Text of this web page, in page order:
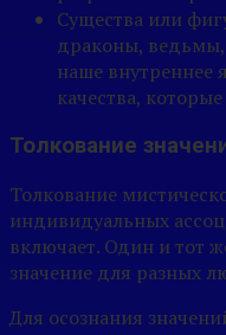
Существа или
драконы,
наше внутреннее
качества,
Толкование
Толкование
индивидуальных
включает. Один и тот
значение для разных
Для осознания